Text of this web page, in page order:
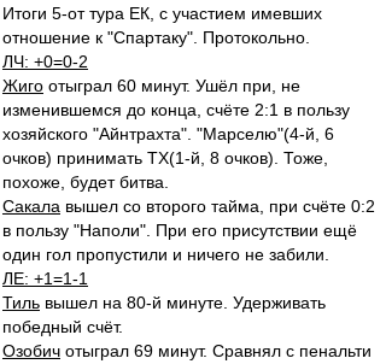
Итоги 5-от тура ЕК, с участием имевших
отношение к "Спартаку". Протокольно.
ЛЧ: +0=0-2
Жиго отыграл 60 минут. Ушёл при, не
изменившемся до конца, счёте 2:1 в пользу
хозяйского "Айнтрахта". "Марселю"(4-й, 6
очков) принимать ТХ(1-й, 8 очков). Тоже,
похоже, будет битва.
Сакала вышел со второго тайма, при счёте 0:2
в пользу "Наполи". При его присутствии ещё
один гол пропустили и ничего не забили.
ЛЕ: +1=1-1
Тиль вышел на 80-й минуте. Удерживать
победный счёт.
Озобич отыграл 69 минут. Сравнял с пенальти